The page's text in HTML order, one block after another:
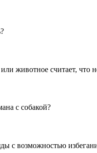
животное считает,
с собакой?
с возможностью